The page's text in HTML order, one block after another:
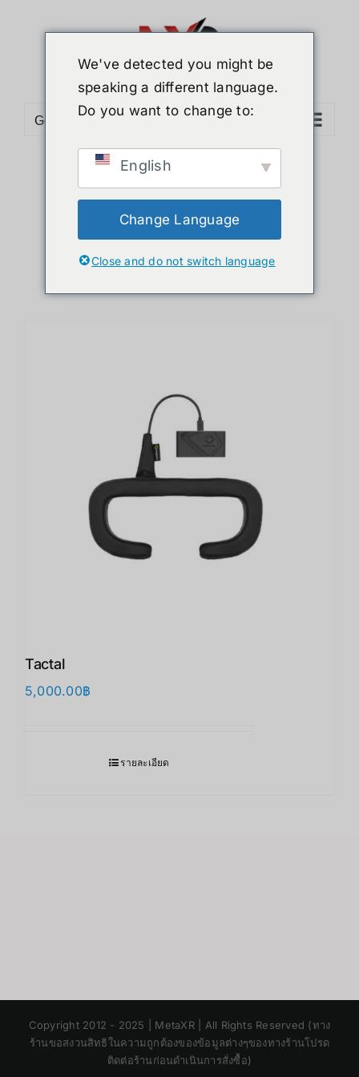
Go to...
Sort byDefault Order
Show12 Products
Tactal
5,000.00฿
รายละเอียด
Copyright 2012 - 2025 | MetaXR | All Rights Reserved (ทาง
ร้านขอสงวนสิทธิในความถูกต้องของข้อมูลต่างๆของทางร้านโปรด
ติดต่อร้านก่อนดำเนินการสั่งซื้อ)
We've detected you might be
speaking a different language.
Do you want to change to:
English
Change Language
Close and do not switch language
Chinese